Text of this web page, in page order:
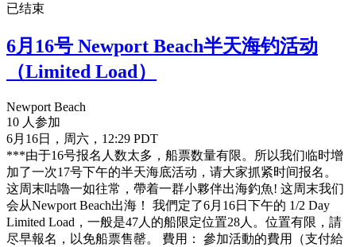
已结束
6月16号 Newport Beach半天海钓活动
（Limited Load）
Newport Beach
10 人参加
6月16日，周六，12:29 PDT
***由于16号报名人数太多，船票数量有限。所以我们临时增
加了一次17号下午的半天海底活动，请大家抓紧时间报名。
这周末咕嚕一如往常，帶着一群小夥伴出海釣魚! 这周末我们
会从Newport Beach出海！ 我們定了6月16日下午的 1/2 Day
Limited Load，一般是47人的船限定位置28人。位置有限，請
尽早報名，以免船票售罄。 費用： 參加活動的費用（支付給